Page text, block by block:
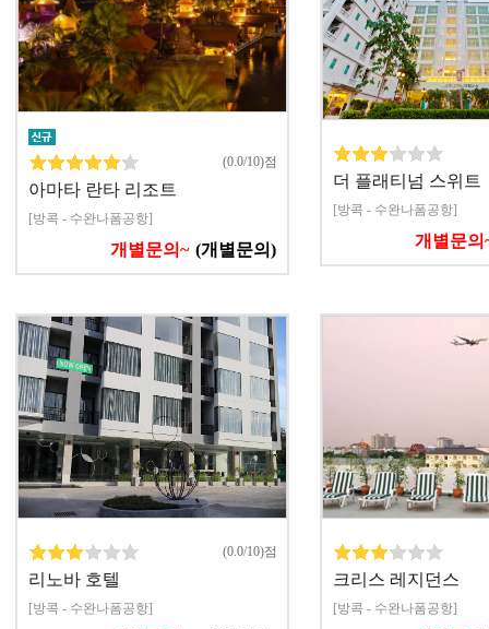
(0.0/10)점
아마타 란타 리조트
[방콕 - 수완나폼공항]
개별문의~ (개별문의)
더 플래티넘 스위트
[방콕 - 수완나폼공항]
개별문의
(0.0/10)점
리노바 호텔
[방콕 - 수완나폼공항]
크리스 레지던스
[방콕 - 수완나폼공항]